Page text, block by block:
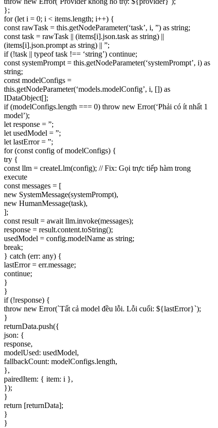
};
for (let i = 0; i < items.length; i++) {
const rawTask = this.getNodeParameter(‘task’, i, ”) as string;
const task = rawTask || (items[i].json.task as string) ||
(items[i].json.prompt as string) || ”;
if (!task || typeof task !== ‘string’) continue;
const systemPrompt = this.getNodeParameter(‘systemPrompt’, i) as
string;
const modelConfigs =
this.getNodeParameter(‘models.modelConfig’, i, []) as
IDataObject[];
if (modelConfigs.length === 0) throw new Error(‘Phải có ít nhất 1
model’);
let response = ”;
let usedModel = ”;
let lastError = ”;
for (const config of modelConfigs) {
try {
const llm = createLlm(config); // Fix: Gọi trực tiếp hàm trong
execute
const messages = [
new SystemMessage(systemPrompt),
new HumanMessage(task),
];
const result = await llm.invoke(messages);
response = result.content.toString();
usedModel = config.modelName as string;
break;
} catch (err: any) {
lastError = err.message;
continue;
}
}
if (!response) {
throw new Error(`Tất cả model đều lỗi. Lỗi cuối: ${lastError}`);
}
returnData.push({
json: {
response,
modelUsed: usedModel,
fallbackCount: modelConfigs.length,
},
pairedItem: { item: i },
});
}
return [returnData];
}
}